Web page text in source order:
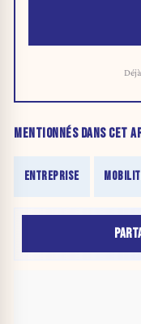
MENTIONNÉS DANS CET
ENTREPRISE